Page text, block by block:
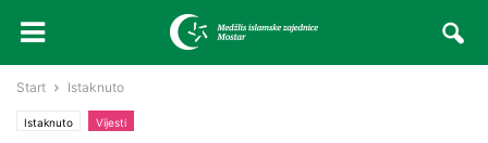
Start Istaknuto
Istaknuto Vijesti